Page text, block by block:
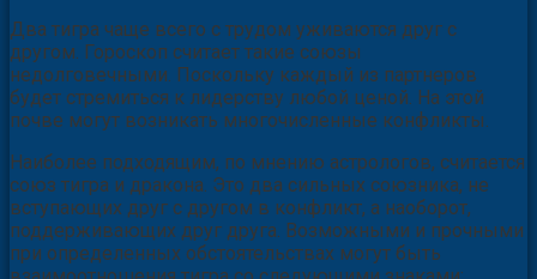
Два тигра чаще всего с трудом уживаются друг с
другом. Гороскоп считает такие союзы
недолговечными. Поскольку каждый из партнеров
будет стремиться к лидерству любой ценой. На этой
почве могут возникать многочисленные конфликты.
Наиболее подходящим, по мнению астрологов, считается
союз тигра и дракона. Это два сильных союзника, не
вступающих друг с другом в конфликт, а наоборот,
поддерживающих друг друга. Возможными и прочными
при определенных обстоятельствах могут быть